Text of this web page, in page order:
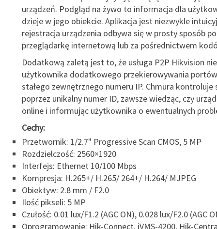
urządzeń. Podgląd na żywo to informacja dla
dzieje w jego obiekcie. Aplikacja jest niezwykle
rejestracja urządzenia odbywa się w prosty sposób
przeglądarkę internetową lub za pośrednictwem
Dodatkową zaletą jest to, że usługa P2P Hikvision
użytkownika dodatkowego przekierowywania
stałego zewnętrznego numeru IP. Chmura kontroluje
poprzez unikalny numer ID, zawsze wiedząc, czy
online i informując użytkownika o ewentualnych
Cechy:
Przetwornik: 1/2.7" Progressive Scan CMOS, 5 MP
Rozdzielczość: 2560×1920
Interfejs: Ethernet 10/100 Mbps
Kompresja: H.265+/ H.265/ 264+/ H.264/ MJPEG
Obiektyw: 2.8 mm / F2.0
Ilość pikseli: 5 MP
Czułość: 0.01 lux/F1.2 (AGC ON), 0.028 lux/F2.0 (AGC
Oprogramowanie: Hik-Connect, iVMS-4200, Hik-